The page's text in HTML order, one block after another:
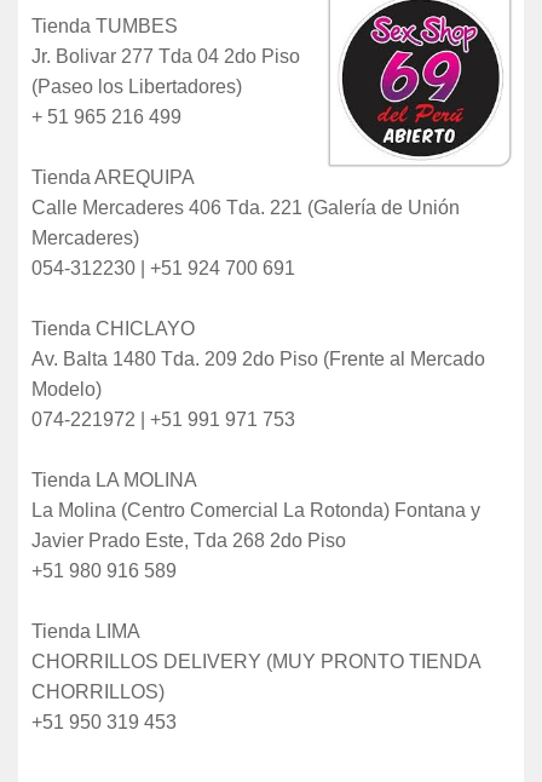
Tienda TUMBES
Jr. Bolivar 277 Tda 04 2do Piso
(Paseo los Libertadores)
+ 51 965 216 499
Tienda AREQUIPA
Calle Mercaderes 406 Tda. 221 (Galería de Unión
Mercaderes)
054-312230 | +51 924 700 691
Tienda CHICLAYO
Av. Balta 1480 Tda. 209 2do Piso (Frente al Mercado
Modelo)
074-221972 | +51 991 971 753
Tienda LA MOLINA
La Molina (Centro Comercial La Rotonda) Fontana y
Javier Prado Este, Tda 268 2do Piso
+51 980 916 589
Tienda LIMA
CHORRILLOS DELIVERY (MUY PRONTO TIENDA
CHORRILLOS)
+51 950 319 453